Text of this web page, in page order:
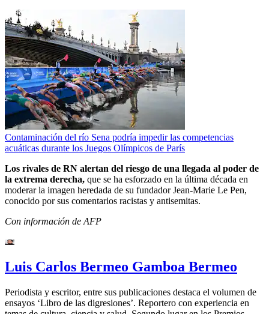
Contaminación del río Sena podría impedir las competencias
acuáticas durante los Juegos Olímpicos de París
Los rivales de RN alertan del riesgo de una llegada al poder de
la extrema derecha, que se ha esforzado en la última década en
moderar la imagen heredada de su fundador Jean-Marie Le Pen,
conocido por sus comentarios racistas y antisemitas.
Con información de AFP
Luis Carlos Bermeo Gamboa Bermeo
Periodista y escritor, entre sus publicaciones destaca el volumen de
ensayos ‘Libro de las digresiones’. Reportero con experiencia en